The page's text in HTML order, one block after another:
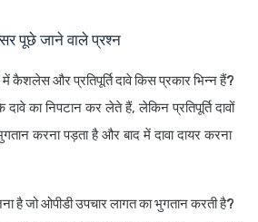
पूछे जाने वाले प्रश्न
में कैशलेस और प्रतिपूर्ति दावे किस प्रकार भिन्न हैं?
का निपटान कर लेते हैं, लेकिन प्रतिपूर्ति दावों
करना पड़ता है और बाद में दावा दायर करना
है जो ओपीडी उपचार लागत का भुगतान करती है?